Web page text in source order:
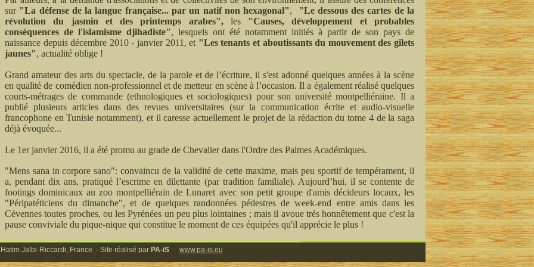
sur "La défense de la langue française... par un natif non hexagonal",
"Le dessous des cartes de la
révolution du jasmin et des printemps arabes",les
"Causes, développement et probables
conséquences de l'islamisme djihadiste", lesquels ont été notamment initiés à partir de son pays de
naissance depuis décembre 2010 - janvier 2011,et "Les tenants et aboutissants du mouvement des gilets
jaunes", actualité oblige !
Grand amateur des arts du spectacle, de la parole et de l’écriture, il s'est adonné quelques années à la scène
en qualité de comédien non-professionnel et de metteur en scène à l’occasion. Il a également réalisé quelques
courts-métrages de commande (ethnologiques et sociologiques) pour son université montpelliéraine. Il a
publié plusieurs articles dans des revues universitaires (sur la communication écrite et audio-visuelle
francophone en Tunisie notamment), et il caresse actuellement le projet de la rédaction du tome 4 de la saga
déjà évoquée...
Le 1er janvier 2016, il a été promu au grade de Chevalier dans l'Ordre des Palmes Académiques.
"Mens sana in corpore sano": convaincu de la validité de cette maxime, mais peu sportif de tempérament, il
a, pendant dix ans, pratiqué l’escrime en dilettante (par tradition familiale). Aujourd’hui, il se contente de
footings dominicaux au zoo montpelliérain de Lunaret avec son petit groupe d'amis décideurs locaux, les
"Péripatéticiens du dimanche", et de quelques randonnées pédestres de week-end entre amis dans les
Cévennes toutes proches, ou les Pyrénées un peu plus lointaines ; mais il avoue très honnêtement que c'est la
pause conviviale du pique-nique qui constitue le moment de ces équipées qu'il apprécie le plus !
Jaïbi-Riccardi, France - Site réalisé par PA-iS www.pa-is.eu